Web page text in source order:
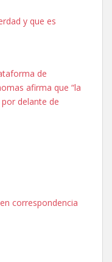
tiene miedo a la
por temas de trabajo
y que es
de
afirma que “la
delante de
correspondencia